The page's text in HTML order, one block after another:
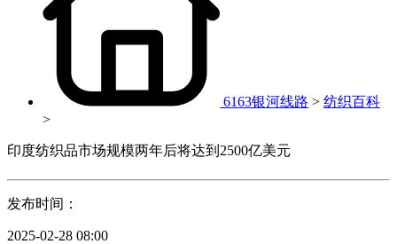
6163银河线路 > 纺织百科
>
印度纺织品市场规模两年后将达到2500亿美元
发布时间：
2025-02-28 08:00